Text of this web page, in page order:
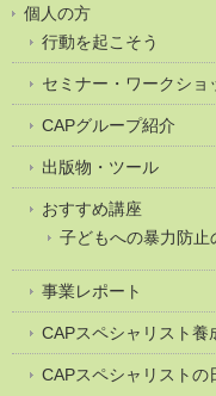
個人の方
行動を起こそう
セミナー・ワークショ
CAPグループ紹介
出版物・ツール
おすすめ講座
子どもへの暴力防
事業レポート
CAPスペシャリスト養
CAPスペシャリストの